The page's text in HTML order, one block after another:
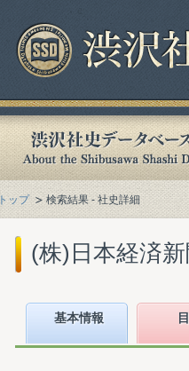
トップ 検索結果 - 社史詳細
(株)日本経済
基本情報